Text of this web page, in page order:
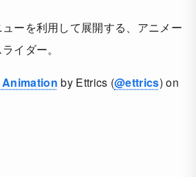
ーを利用して展開する、アニメー
イダー。
by Ettrics (@ettrics) on